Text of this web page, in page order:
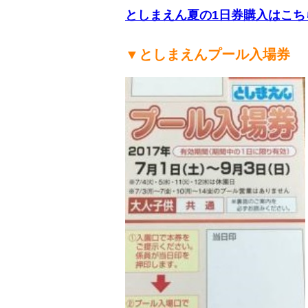
としまえん夏の1日券購入はこち
▼としまえんプール入場券